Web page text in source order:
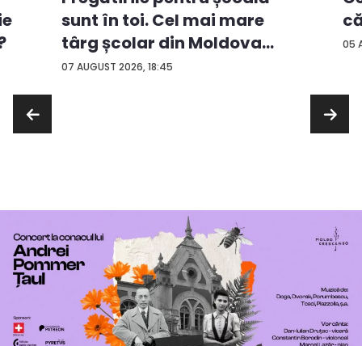
07 AUGUST 2026, 18:45
sunt în toi. Cel mai mare
târg școlar din Moldova
con...
05